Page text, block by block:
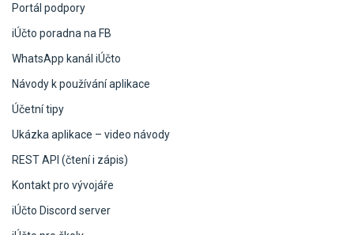
Portál podpory
iÚčto poradna na FB
WhatsApp kanál iÚčto
Návody k používání aplikace
Účetní tipy
Ukázka aplikace – video návody
REST API (čtení i zápis)
Kontakt pro vývojáře
iÚčto Discord server